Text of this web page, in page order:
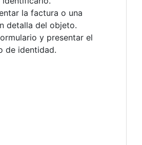
la factura o una
detalla del objeto.
y presentar el
de identidad.